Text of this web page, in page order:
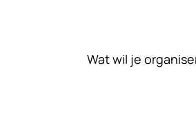
Wat wil je